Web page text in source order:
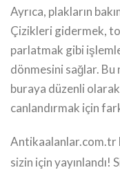
Ayrıca, plakların
Çizikleri gidermek,
parlatmak gibi
dönmesini sağlar.
buraya düzenli
canlandırmak için
Antikaalanlar.com.tr
sizin için yayınlandı!